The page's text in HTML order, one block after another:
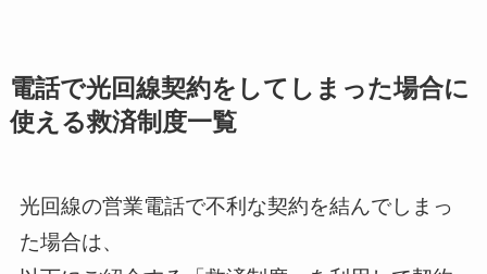
電話で光回線契約をしてしまった場合に
使える救済制度一覧
光回線の営業電話で不利な契約を結んでしまっ
た場合は、